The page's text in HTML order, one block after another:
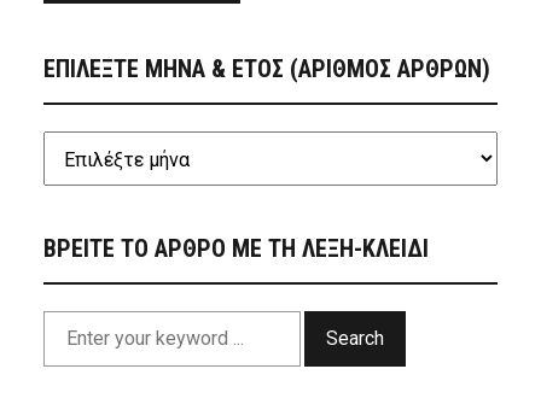
ΕΠΙΛΕΞΤΕ ΜΗΝΑ & ΕΤΟΣ (ΑΡΙΘΜΟΣ ΑΡΘΡΩΝ)
ΒΡΕΙΤΕ ΤΟ ΑΡΘΡΟ ΜΕ ΤΗ ΛΕΞΗ-ΚΛΕΙΔΙ
Search